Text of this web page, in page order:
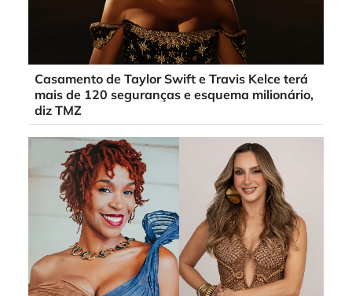
Casamento de Taylor Swift e Travis Kelce terá
mais de 120 seguranças e esquema milionário,
diz TMZ